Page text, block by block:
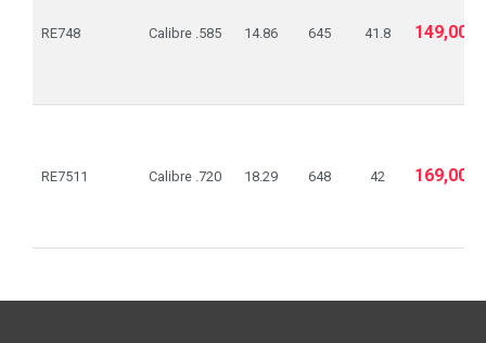
RE748 Calibre .585 14.86 645 41.8 149,00€
RE7511 Calibre .720 18.29 648 42 169,00€